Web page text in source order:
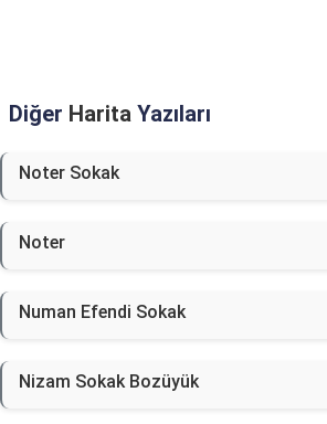
Diğer Harita Yazıları
Noter Sokak
Noter
Numan Efendi Sokak
Nizam Sokak Bozüyük